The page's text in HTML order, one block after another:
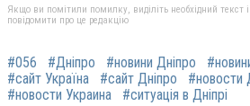
Якщо ви помітили помилку, виділіть необхідний текст
повідомити про це редакцію
#056 #Дніпро #новини Дніпро
#сайт Україна
#сайт Дніпро
#новости
#новости Украина
#ситуація в Дніпрі